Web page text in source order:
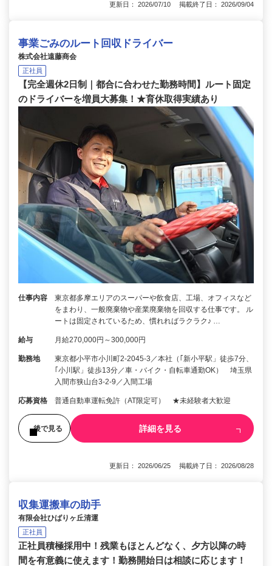
更新日： 2026/07/10 掲載終了日： 2026/09/04
事業ごみのルート回収ドライバー
株式会社遠藤商会
正社員
【完全週休2日制｜都合に合わせた勤務時間】ルート固定
のドライバーを増員大募集！★育休取得実績あり
仕事内容
東京都多摩エリアのスーパーや飲食店、工場、オフィスなど
をまわり、一般廃棄物や産業廃棄物を回収する仕事です。 ル
ートは固定されているため、慣れればラクラク♪ …
給与 月給270,000円～300,000円
勤務地
東京都小平市小川町2-2045-3／本社（｢新小平駅」徒歩7分、
｢小川駅」徒歩13分／車・バイク・自転車通勤OK） 埼玉県
入間市狭山台3-2-9／入間工場
応募資格 普通自動車運転免許（AT限定可） ★未経験者大歓迎
後で見る 詳細を見る
更新日： 2026/06/25 掲載終了日： 2026/08/28
収集運搬車の助手
有限会社ひばりヶ丘清運
正社員
正社員積極採用中！残業もほとんどなく、夕方以降の時
間を有意義に使えます！勤務開始日は相談に応じます！